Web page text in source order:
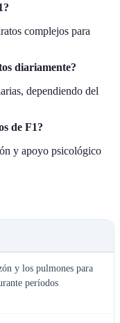
complejos para
diariamente?
dependiendo del
de F1?
y apoyo psicológico
y los pulmones para
períodos